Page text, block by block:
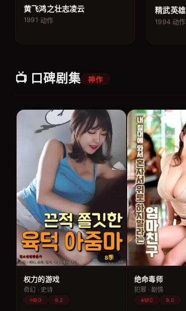
黄飞鸿之壮志凌云
1991·动作
精武英雄
1994·动作
📺 口碑剧集 神作
8季
权力的游戏
奇幻 · 史诗
HBO 9.2
绝命毒师
犯罪 · 剧情
AMC 9.0